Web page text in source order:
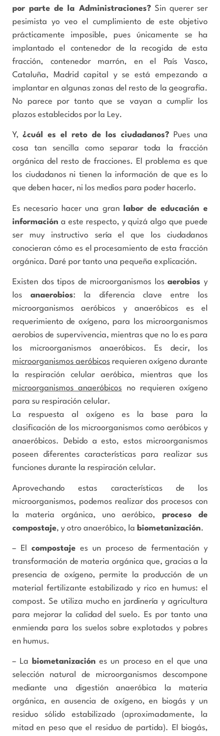
por parte de la Administraciones? Sin querer ser
pesimista yo veo el cumplimiento de este objetivo
prácticamente imposible, pues únicamente se ha
implantado el contenedor de la recogida de esta
fracción, contenedor marrón, en el País Vasco,
Cataluña, Madrid capital y se está empezando a
implantar en algunas zonas del resto de la geografía.
No parece por tanto que se vayan a cumplir los
plazos establecidos por la Ley.
Y, ¿cuál es el reto de los ciudadanos? Pues una
cosa tan sencilla como separar toda la fracción
orgánica del resto de fracciones. El problema es que
los ciudadanos ni tienen la información de que es lo
que deben hacer, ni los medios para poder hacerlo.
Es necesario hacer una gran
labor de educación e
información a este respecto, y quizá algo que puede
ser muy instructivo sería el que los ciudadanos
conocieran cómo es el procesamiento de esta fracción
orgánica. Daré por tanto una pequeña explicación.
Existen dos tipos de microorganismos losaerobios y
los anaerobios: la diferencia clave entre los
microorganismos aeróbicos y anaeróbicos es el
requerimiento de oxígeno, para los microorganismos
aerobios de supervivencia, mientras que no lo es para
los microorganismos anaeróbicos. Es decir, los
microorganismos aeróbicos requieren oxígeno durante
la respiración celular aeróbica, mientras que los
microorganismos anaeróbicos no requieren oxígeno
para su respiración celular.
La respuesta al oxígeno es la base para la
clasificación de los microorganismos como aeróbicos y
anaeróbicos. Debido a esto, estos microorganismos
poseen diferentes características para realizar sus
funciones durante la respiración celular.
Aprovechando estas características de los
microorganismos, podemos realizar dos procesos con
la materia orgánica, uno aeróbico, proceso de
compostaje, y otro anaeróbico, la biometanización.
– El compostaje es un proceso de fermentación y
transformación de materia orgánica que, gracias a la
presencia de oxígeno, permite la producción de un
material fertilizante estabilizado y rico en humus: el
compost. Se utiliza mucho en jardinería y agricultura
para mejorar la calidad del suelo. Es por tanto una
enmienda para los suelos sobre explotados y pobres
en humus.
– La biometanización es un proceso en el que una
selección natural de microorganismos descompone
mediante una digestión anaeróbica la materia
orgánica, en ausencia de oxígeno, en biogás y un
residuo sólido estabilizado (aproximadamente, la
mitad en peso que el residuo de partida). El biogás,